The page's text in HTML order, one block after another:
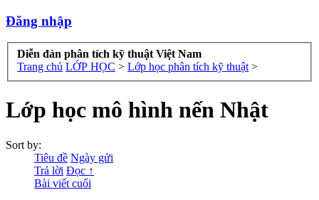
Đăng nhập
Diễn đàn phân tích kỹ thuật Việt Nam
Trang chủ LỚP HỌC > Lớp học phân tích kỹ thuật >
Lớp học mô hình nến Nhật
Sort by:
Tiêu đề Ngày gửi
Trả lời Đọc ↑
Bài viết cuối